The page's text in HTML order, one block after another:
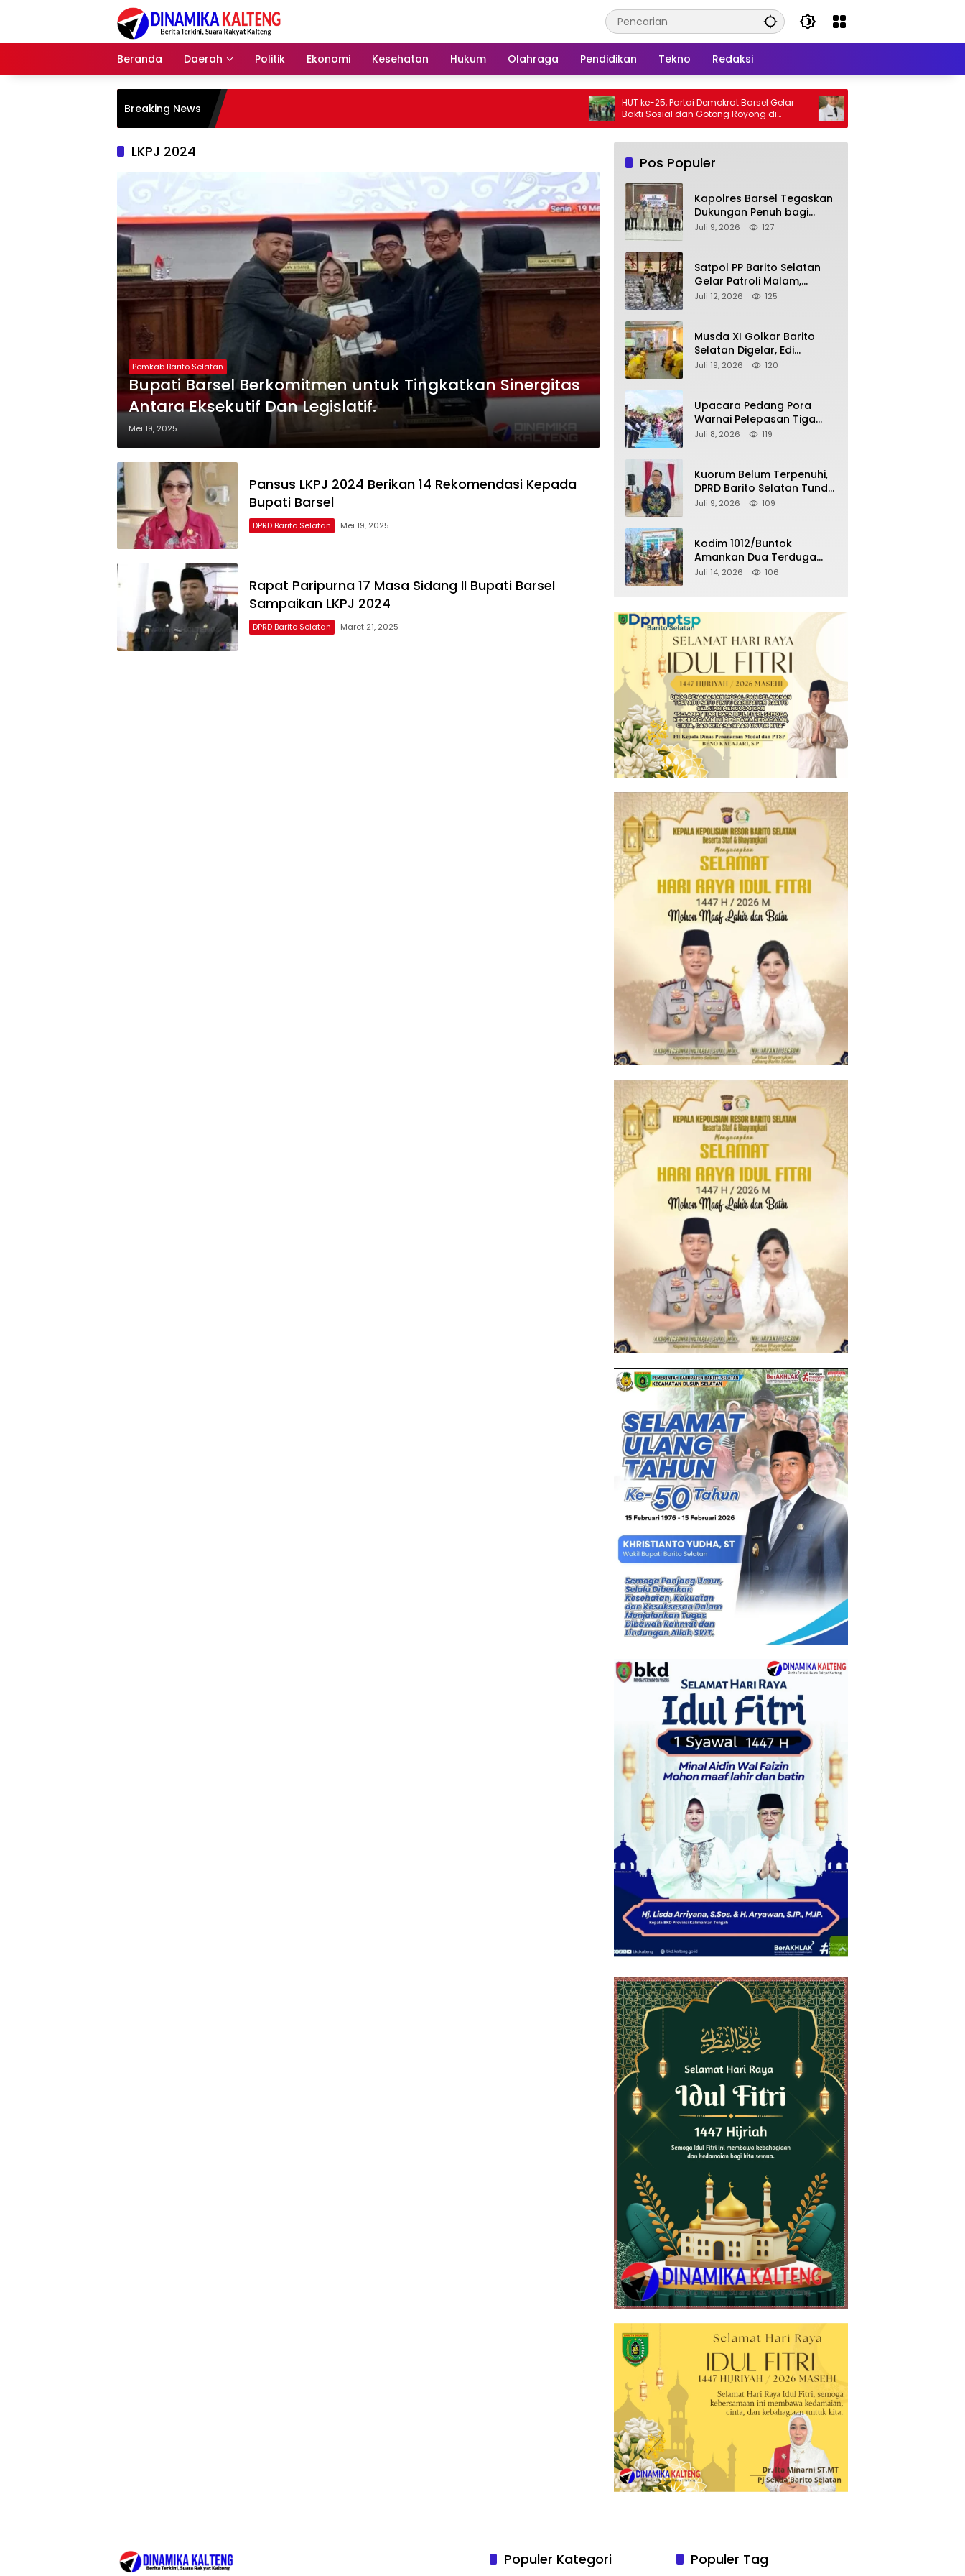
Beranda
Daerah Politik Ekonomi Kesehatan Hukum Olahraga Pendidikan Tekno Redaksi
Breaking News
HUT ke-25, Partai Demokrat Barsel Gelar
Bakti Sosial dan Gotong Royong di
Langgar Nurul Ashfiya
Bupati Barsel Imbau Warga Tidak
Membakar Hutan dan Lahan, Wujudkan
Barito Selatan Bebas Kabut Asap
LKPJ 2024
Pemkab Barito Selatan
Bupati Barsel Berkomitmen untuk Tingkatkan Sinergitas
Antara Eksekutif Dan Legislatif.
Mei 19, 2025
Pansus LKPJ 2024 Berikan 14 Rekomendasi Kepada
Bupati Barsel
DPRD Barito Selatan Mei 19, 2025
Rapat Paripurna 17 Masa Sidang II Bupati Barsel
Sampaikan LKPJ 2024
DPRD Barito Selatan Maret 21, 2025
Pos Populer
Kapolres Barsel Tegaskan
Dukungan Penuh bagi
Pengembangan KBPPP
Juli 9, 2026 127
Satpol PP Barito Selatan
Gelar Patroli Malam,
Tindak Lanjuti Keluhan
Juli 12, 2026 125
Musda XI Golkar Barito
Selatan Digelar, Edi
Pratowo Targetkan
Juli 19, 2026 120
Upacara Pedang Pora
Warnai Pelepasan Tiga
Perwira Polres Barito
Juli 8, 2026 119
Kuorum Belum Terpenuhi,
DPRD Barito Selatan Tunda
Paripurna Persetujuan
APBD 2025
Juli 9, 2026 109
Kodim 1012/Buntok
Amankan Dua Terduga
Pencuri Aset Perusahaan
Disita
Juli 14, 2026 106
Populer Kategori Populer Tag